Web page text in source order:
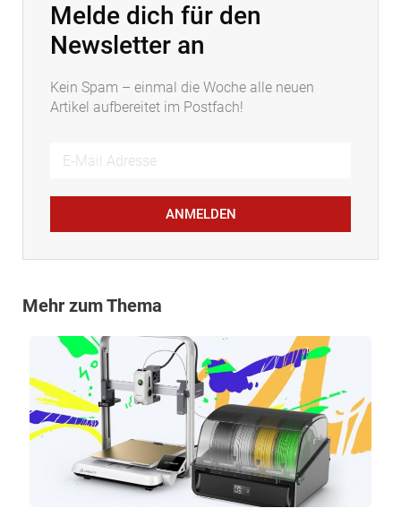
Melde dich für den
Newsletter an
Kein Spam – einmal die Woche alle neuen
Artikel aufbereitet im Postfach!
ANMELDEN
Mehr zum Thema